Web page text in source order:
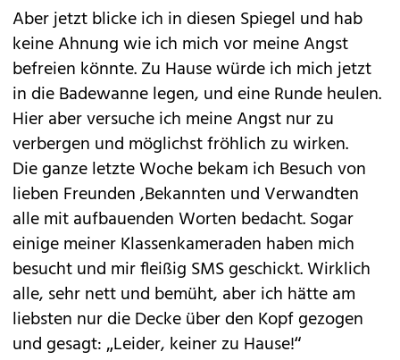
Aber jetzt blicke ich in diesen Spiegel und hab
keine Ahnung wie ich mich vor meine Angst
befreien könnte. Zu Hause würde ich mich jetzt
in die Badewanne legen, und eine Runde heulen.
Hier aber versuche ich meine Angst nur zu
verbergen und möglichst fröhlich zu wirken.
Die ganze letzte Woche bekam ich Besuch von
lieben Freunden ,Bekannten und Verwandten
alle mit aufbauenden Worten bedacht. Sogar
einige meiner Klassenkameraden haben mich
besucht und mir fleißig SMS geschickt. Wirklich
alle, sehr nett und bemüht, aber ich hätte am
liebsten nur die Decke über den Kopf gezogen
und gesagt: „Leider, keiner zu Hause!“